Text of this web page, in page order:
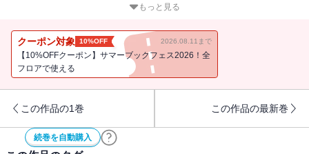
大物・周懐徳が審判役となり、どちらが本物の中華を作れるか対決
もっと見る
クーポン対象 10%OFF 2026.08.11まで
【10%OFFクーポン】サマーブックフェス2026！全
フロアで使える
この作品の1巻 この作品の最新巻
続巻を自動購入